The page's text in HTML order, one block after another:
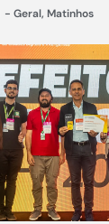
- Geral, Matinhos